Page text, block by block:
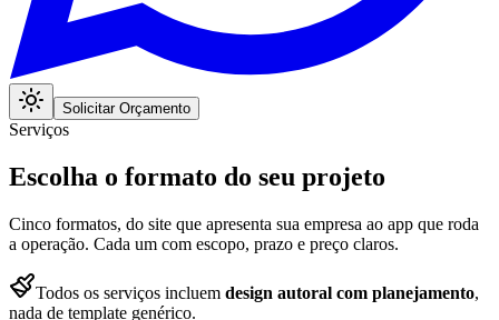
Solicitar Orçamento
Serviços
Escolha o formato do seu projeto
Cinco formatos, do site que apresenta sua empresa ao app que roda
a operação. Cada um com escopo, prazo e preço claros.
Todos os serviços incluem design autoral com planejamento,
nada de template genérico.